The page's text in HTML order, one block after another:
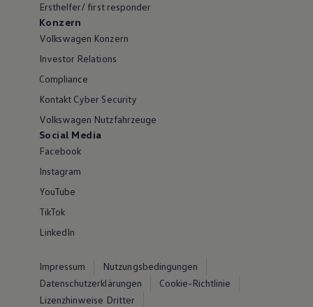
Ersthelfer/ first responder
Konzern
Volkswagen Konzern
Investor Relations
Compliance
Kontakt Cyber Security
Volkswagen Nutzfahrzeuge
Social Media
Facebook
Instagram
YouTube
TikTok
LinkedIn
Impressum
Nutzungsbedingungen
Datenschutzerklärungen
Cookie-Richtlinie
Lizenzhinweise Dritter